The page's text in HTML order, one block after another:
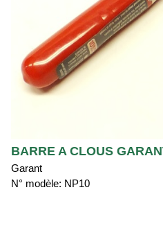
BARRE A CLOUS
Garant
N° modèle: NP10